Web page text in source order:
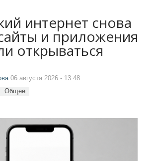
интернет снова
и приложения
открываться
06 августа 2026 - 13:48
Общее